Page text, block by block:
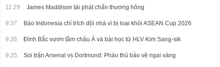
11:29 James Maddison tái phát chấn thương hông
9:37 Báo Indonesia chỉ trích đội nhà vì bị loại khỏi ASEAN Cup 2026
9:26 Đình Bắc vươn tầm châu Á và bài học từ HLV Kim Sang-sik
9:25 Soi trận Arsenal vs Dortmund: Pháo thủ bảo vệ ngai vàng